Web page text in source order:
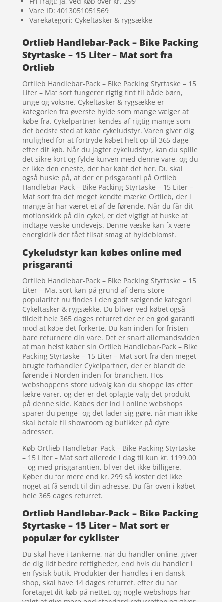
Vare ID: 4013051051569
Varekategori: Cykeltasker & rygsække
Ortlieb Handlebar-Pack – Bike Packing
Styrtaske – 15 Liter – Mat sort fra
Ortlieb
Ortlieb Handlebar-Pack – Bike Packing Styrtaske – 15
Liter – Mat sort fungerer rigtig fint til både børn,
unge og voksne. Cykeltasker & rygsække er
kategorien fra øverste hylde som mange vælger at
købe fra. Cykelpartner kendes af rigtig mange som
det bedste sted at købe cykeludstyr. Varen giver dig
mulighed for at fortryde købet helt op til 365 dage
efter dit køb. Når du jagter cykeludstyr, kan du spille
det sikre kort og fylde kurven med denne vare, og du
er ikke den eneste, der har købt det her. Du skal
også huske på, at der er prisgaranti på Ortlieb
Handlebar-Pack – Bike Packing Styrtaske – 15 Liter –
Mat sort fra det meget kendte mærke Ortlieb, der i
mange år har været et af de førende. Når du får dit
motionskick på din cykel, er det vigtigt at huske at
indtage væske undevejs. Denne væske kan fx være
energidrik der fået tilsat smag af hyldeblomst.
Cykeludstyr kan købes online med
prisgaranti
Ortlieb Handlebar-Pack – Bike Packing Styrtaske – 15
Liter – Mat sort kan på grund af dens store
popularitet nu findes i den godt sælgende kategori
Cykeltasker & rygsække. Du bliver ved købet også
tildelt hele 365 dages returret der er en god garanti
mod at købe det forkerte. Du kan inden for fristen
bare returnere din vare. Det er snart allemandsviden
at man helst køber sin Ortlieb Handlebar-Pack – Bike
Packing Styrtaske – 15 Liter – Mat sort fra den meget
brugte forhandler Cykelpartner, der er blandt de
førende i Norden inden for branchen. Hos
webshoppens store udvalg kan du shoppe løs efter
lækre varer, og der er det oplagte valg det produkt
på denne side. Købes der ind i online webshops
sparer du penge- og det lader sig gøre, når man ikke
skal betale til showroom og butikker på dyre
adresser.
Køb Ortlieb Handlebar-Pack – Bike Packing Styrtaske
– 15 Liter – Mat sort allerede i dag til kun kr. 1199.00
– og med prisgarantien, bliver det ikke billigere.
Køber du for mere end kr. 299 så koster det ikke
noget at få sendt til din adresse. Du får oven i købet
hele 365 dages returret.
Ortlieb Handlebar-Pack – Bike Packing
Styrtaske – 15 Liter – Mat sort er
populær for cyklister
Du skal have i tankerne, når du handler online, giver
de dig lidt bedre rettigheder, end hvis du handler i
en fysisk butik. Produkter der handles i en dansk
shop, skal have 14 dages returret. efter du har
foretaget dit køb på nettet, og nogle webshops har